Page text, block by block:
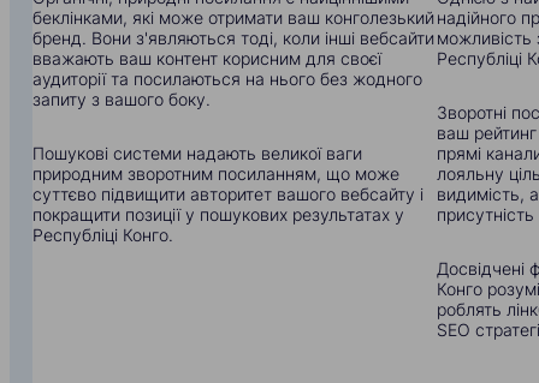
беклінками, які може отримати ваш конголезький
бренд. Вони з'являються тоді, коли інші вебсайти
вважають ваш контент корисним для своєї
аудиторії та посилаються на нього без жодного
запиту з вашого боку.
Пошукові системи надають великої ваги
природним зворотним посиланням, що може
суттєво підвищити авторитет вашого вебсайту і
покращити позиції у пошукових результатах у
Республіці Конго.
надійного
можливість
Республіці
Зворотні
ваш
прямі
лояльну
видимість,
Досвідчені
Конго
роблять
SEO